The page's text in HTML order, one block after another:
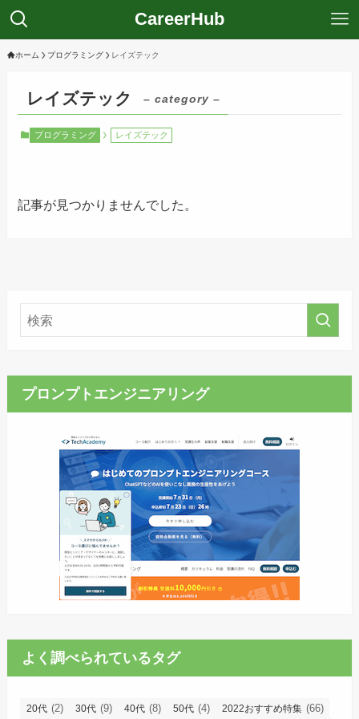
CareerHub
ホーム プログラミング レイズテック
レイズテック – category –
プログラミング レイズテック
記事が見つかりませんでした。
プロンプトエンジニアリング
よく調べられているタグ
20代 (2) 30代 (9) 40代 (8) 50代 (4) 2022おすすめ特集 (66)